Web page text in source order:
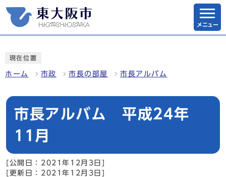
メニュー
現在位置
ホーム 市政 市長の部屋 市長アルバム
市長アルバム 平成24年
11月
[公開日：2021年12月3日]
[更新日：2021年12月3日]